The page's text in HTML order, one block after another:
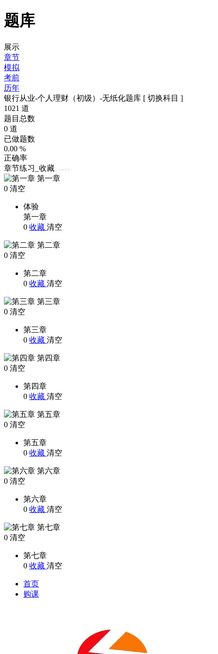
题库
展示
章节
模拟
考前
历年
银行从业-个人理财（初级）-无纸化题库 [ 切换科目 ]
1021 道
题目总数
0 道
已做题数
0.00 %
正确率
章节练习_收藏
[ 切换类型 ]
第一章
0 清空
体验
第一章
0 收藏 清空
第二章
0 清空
第二章
0 收藏 清空
第三章
0 清空
第三章
0 收藏 清空
第四章
0 清空
第四章
0 收藏 清空
第五章
0 清空
第五章
0 收藏 清空
第六章
0 清空
第六章
0 收藏 清空
第七章
0 清空
第七章
0 收藏 清空
首页
购课